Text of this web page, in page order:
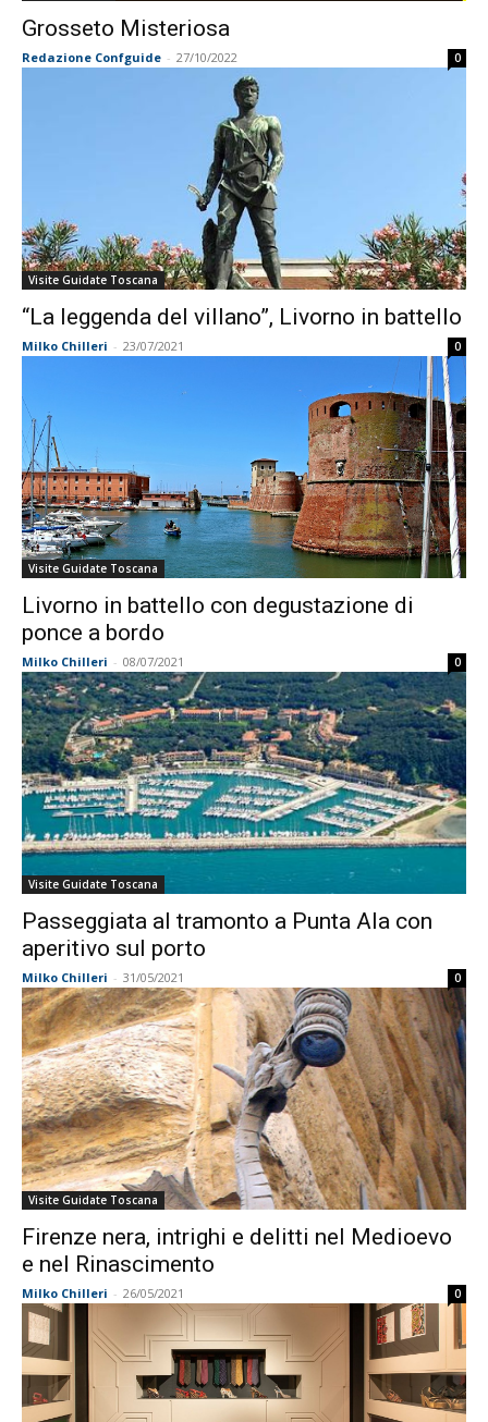
Grosseto Misteriosa
Redazione Confguide - 27/10/2022 0
Visite Guidate Toscana
“La leggenda del villano”, Livorno in battello
Milko Chilleri - 23/07/2021 0
Visite Guidate Toscana
Livorno in battello con degustazione di
ponce a bordo
Milko Chilleri - 08/07/2021 0
Visite Guidate Toscana
Passeggiata al tramonto a Punta Ala con
aperitivo sul porto
Milko Chilleri - 31/05/2021 0
Visite Guidate Toscana
Firenze nera, intrighi e delitti nel Medioevo
e nel Rinascimento
Milko Chilleri - 26/05/2021 0